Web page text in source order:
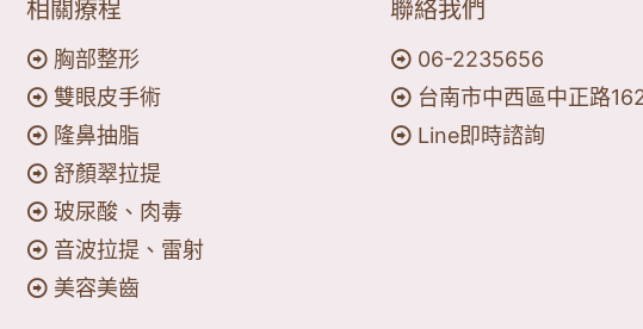
相關療程
胸部整形
雙眼皮手術
隆鼻抽脂
舒顏翠拉提
玻尿酸、肉毒
音波拉提、雷射
美容美齒
聯絡我們
06-2235656
台南市中西區中正路
Line即時諮詢